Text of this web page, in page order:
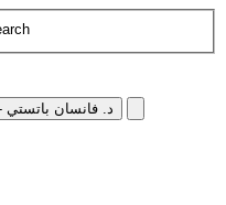
vbat.org ☆ anthropoasis - د. فانسان باتستي